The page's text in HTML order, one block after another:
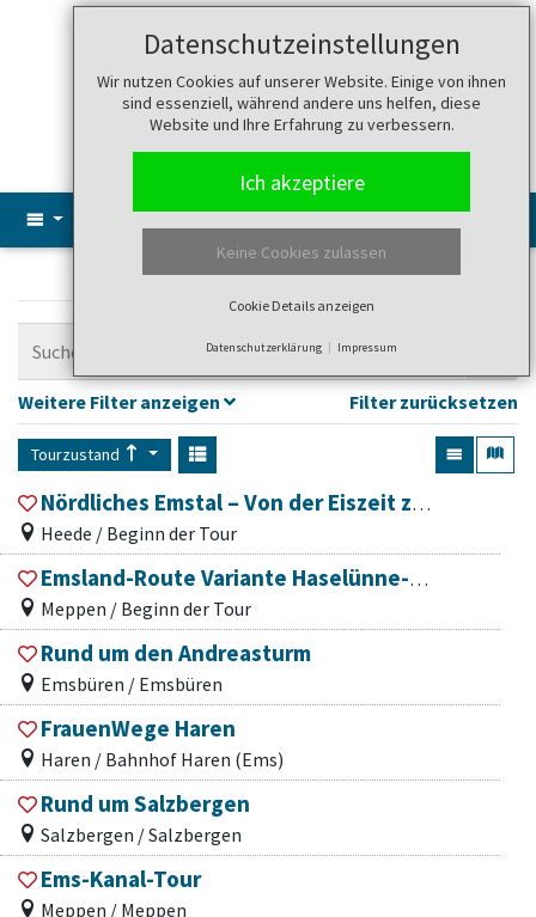
Datenschutzeinstellungen
Wir nutzen Cookies auf unserer Website. Einige von ihnen
sind essenziell, während andere uns helfen, diese
Website und Ihre Erfahrung zu verbessern.
Ich akzeptiere
Keine Cookies zulassen
Cookie Details anzeigen
Datenschutzerklärung Impressum
SucheMenü
Tagestouren: Rad
Weitere Filter anzeigen Filter zurücksetzen
Tourzustand
Nördliches Emstal – Von der Eiszeit zur Renaturierung
Heede / Beginn der Tour
Emsland-Route Variante Haselünne-Meppen
Meppen / Beginn der Tour
Rund um den Andreasturm
Emsbüren / Emsbüren
FrauenWege Haren
Haren / Bahnhof Haren (Ems)
Rund um Salzbergen
Salzbergen / Salzbergen
Ems-Kanal-Tour
Meppen / Meppen